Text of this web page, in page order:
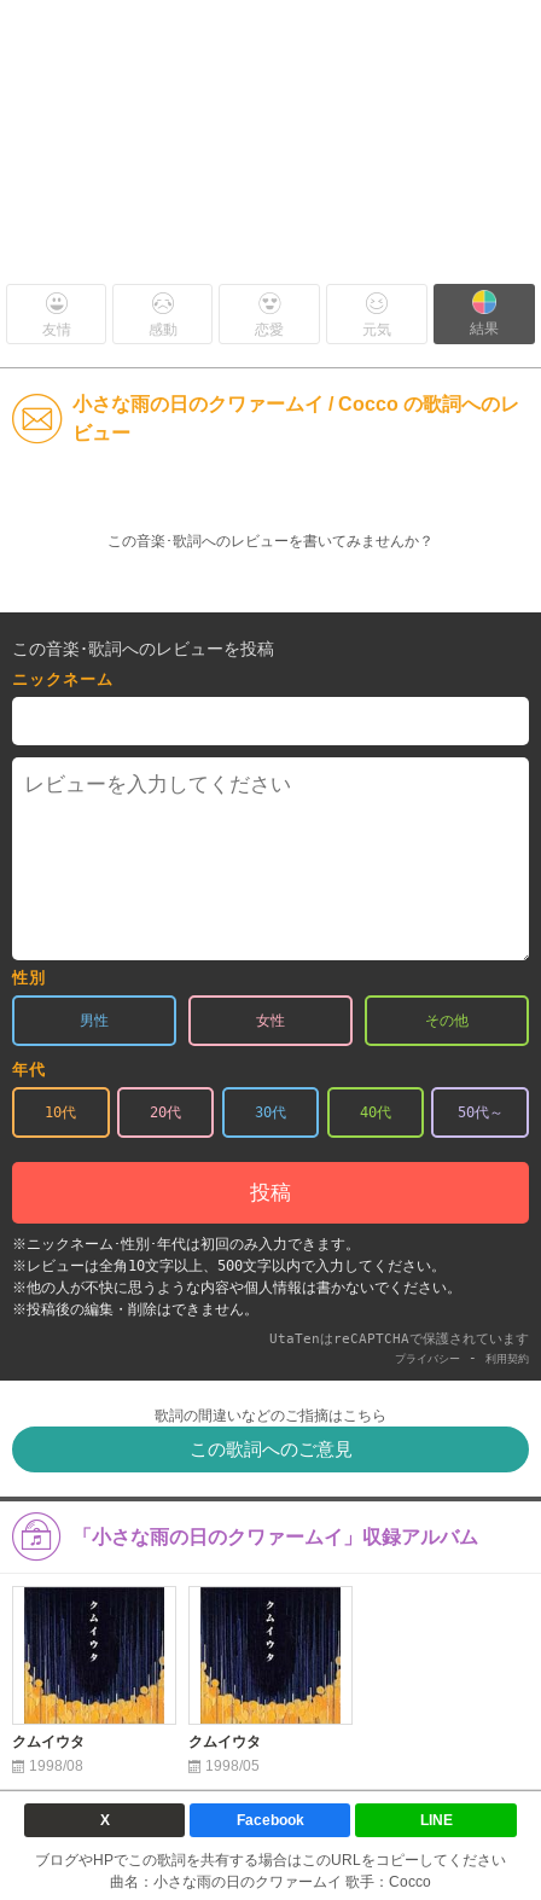
友情 感動 恋愛 元気 結果
小さな雨の日のクワァームイ / Cocco の歌詞へのレ
ビュー
この音楽･歌詞へのレビューを書いてみませんか？
この音楽･歌詞へのレビューを投稿
ニックネーム
性別
男性 女性 その他
年代
10代 20代 30代 40代 50代～
投稿
※ニックネーム･性別･年代は初回のみ入力できます。
※レビューは全角10文字以上、500文字以内で入力してください。
※他の人が不快に思うような内容や個人情報は書かないでください。
※投稿後の編集・削除はできません。
UtaTenはreCAPTCHAで保護されています
プライバシー - 利用契約
歌詞の間違いなどのご指摘はこちら
この歌詞へのご意見
「小さな雨の日のクワァームイ」収録アルバム
クムイウタ
1998/08
クムイウタ
1998/05
X Facebook LINE
ブログやHPでこの歌詞を共有する場合はこのURLをコピーしてください
曲名：小さな雨の日のクワァームイ 歌手：Cocco